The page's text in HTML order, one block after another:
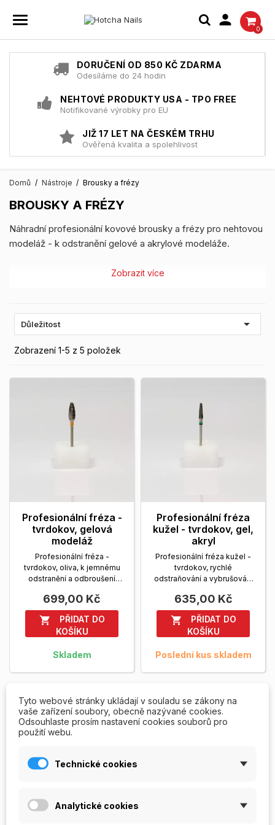

0
DORUČENÍ OD 850 KČ ZDARMA
Odesíláme do 24 hodin
NEHTOVÉ PRODUKTY USA - TPO FREE
Notifikované výrobky pro EU
JIŽ 17 LET NA ČESKÉM TRHU
Ověřená kvalita a spolehlivost
Domů Nástroje Brousky a frézy
BROUSKY A FRÉZY
Náhradní profesionální kovové brousky a frézy pro nehtovou
modeláž - k odstranění gelové a akrylové modeláže.
Zobrazit více
Důležitost 
Zobrazení 1-5 z 5 položek
Profesionální fréza -
tvrdokov, gelová
modeláž
Profesionální fréza -
tvrdokov, oliva, k jemnému
odstranění a odbroušení
Zobrazit více
699,00 Kč

PŘIDAT DO
KOŠÍKU
Skladem
Profesionální fréza
kužel - tvrdokov, gel,
akryl
Profesionální fréza kužel -
tvrdokov, rychlé
odstraňování a vybrušování
více
635,00 Kč

PŘIDAT DO
KOŠÍKU
Poslední kus skladem
Tyto webové stránky ukládají v souladu se zákony na
vaše zařízení soubory, obecně nazývané cookies.
Odsouhlaste prosím nastavení cookies souborů pro
použití webu.
Technické cookies
Analytické cookies